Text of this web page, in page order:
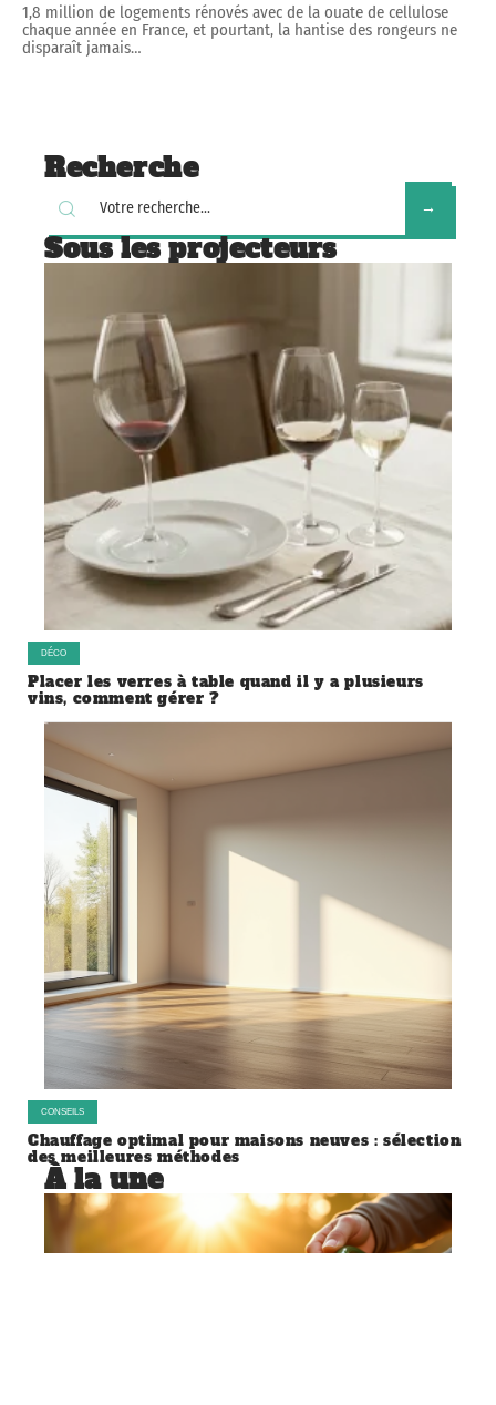
1,8 million de logements rénovés avec de la ouate de cellulose
chaque année en France, et pourtant, la hantise des rongeurs ne
disparaît jamais…
Recherche
Sous les projecteurs
DÉCO
Placer les verres à table quand il y a plusieurs
vins, comment gérer ?
CONSEILS
Chauffage optimal pour maisons neuves : sélection
des meilleures méthodes
À la une